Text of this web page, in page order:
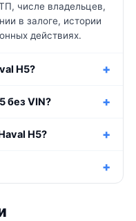
числе владельцев,
в залоге, истории
действиях.
H5?
без VIN?
H5?